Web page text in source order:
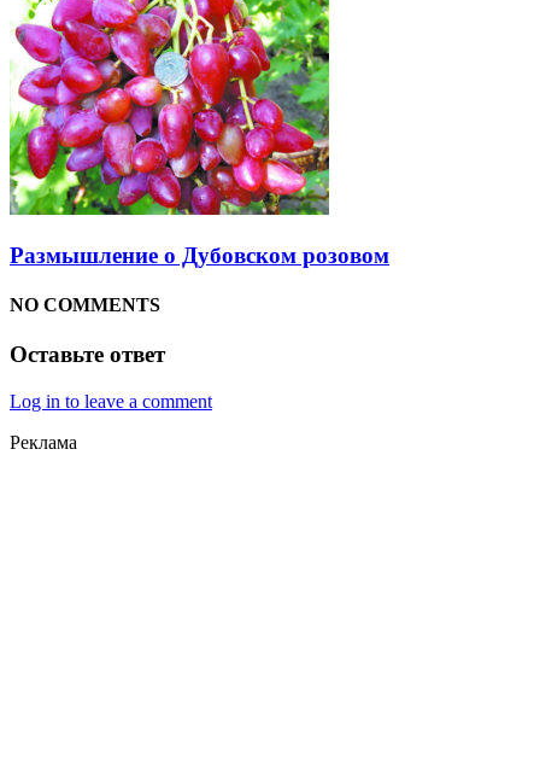
Размышление о Дубовском розовом
NO COMMENTS
Оставьте ответ
Log in to leave a comment
Реклама